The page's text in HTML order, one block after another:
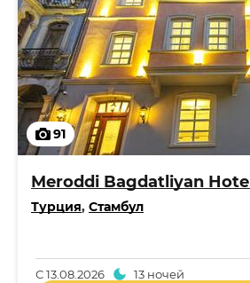
91
Meroddi Bagdatliyan Hotel
Турция, Стамбул
С13.08.2026 13 ночей